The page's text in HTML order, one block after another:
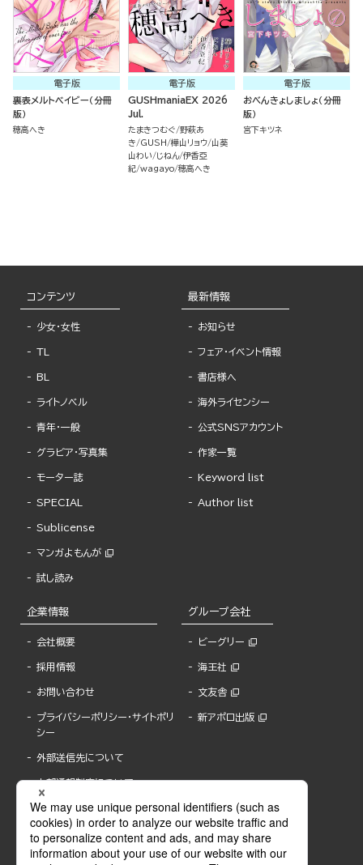
電子版
裏表メルトベイビー（分冊
版）
穂高へき
電子版
GUSHmaniaEX 2026
Jul.
たまきつむぐ 野萩あ
き
GUSH 樺山リョウ 山葵
山わい
じねん 伊香亞
紀 wagayo 穂高へき
電子版
おべんきょしましょ（分冊
版）
宮下キツネ
コンテンツ
少女・女性
TL
BL
ライトノベル
青年・一般
グラビア・写真集
モーター誌
SPECIAL
Sublicense
マンガよもんが
試し読み
最新情報
お知らせ
フェア・イベント情報
書店様へ
海外ライセンシー
公式SNSアカウント
作家一覧
Keyword list
Author list
企業情報
会社概要
採用情報
お問い合わせ
プライバシーポリシー・サイトポリ
シー
外部送信先について
内部通報制度について
グループ会社
ビーグリー
海王社
文友舎
新アポロ出版